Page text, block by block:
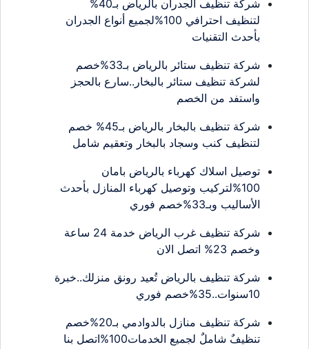
شركة تنظيف الجدران بالرياض بـ40%
لتنظيف احترافي 100%لجميع أنواع الجدران
بأحدث التقنيات
شركة تنظيف ستائر بالرياض بـ33%خصم
لشركة تنظيف ستائر بالبخار..سارع بالحجز
واستفد من الخصم
شركة تنظيف بالبخار بالرياض بـ45% خصم
لتنظيف كنب وسجاد بالبخار وتعقيم شامل
توصيل اسلاك كهرباء بالرياض بامان
100%لتركيب وتوصيل كهرباء المنازل بأحدث
الأساليب وبـ33%خصم فوري
شركة تنظيف غرب الرياض خدمة 24 ساعة
وخصم 23% اتصل الان
شركة تنظيف بالرياض تُعيد رونق منزلك..خبرة
10سنوات..35%خصم فوري
شركة تنظيف منازل بالدوادمي بـ20%خصم
تنظيفٌ شاملٌ لجميع الخدمات100%اتصل بنا